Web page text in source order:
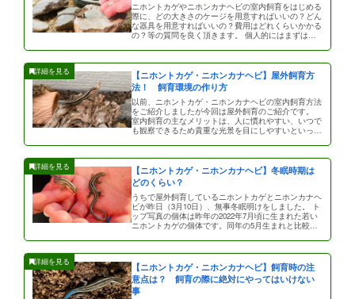
ニホントカゲやニホンカナヘビの室内飼育をはじめる
際に、どの大きさのケージを用意すればいいの？どん
な器具を用意すればいいの？費用はどれくらいかかる
の？等の質問を良く頂きます。 個人的にはまずはお
【ニホントカゲ・ニホンカナヘビ】屋外飼育方
法！ 飼育環境の作り方
以前、ニホントカゲ・ニホンカナヘビの室内飼育方法
をご紹介しましたが今回は屋外飼育のご紹介です。
室内飼育の主なメリットは、人に慣れやすい、いつで
も観察できるため貴重な光景を目にしやすいといった
【ニホントカゲ・ニホンカナヘビ】冬眠時期は
どのくらい？
うちで屋外飼育しているニホントカゲとニホンカナヘ
ビが昨日（3月10日）、無事冬眠明けをしました。 ト
ップ写真の個体は昨年の2022年7月頃に生まれた若い
ニホントカゲの個体です。同年の5月生まれと比較す
【ニホントカゲ・ニホンカナヘビ】飼育時の注
意点は？ 飼育の際に絶対にやってはいけない
事